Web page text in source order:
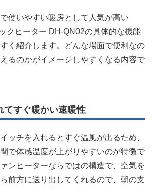
使いやすい暖房として人気が高い
クヒーター DH-QN02の具体的な機能
く紹介します。どんな場面で便利なの
るのかがイメージしやすくなる内容で
てすぐ暖かい速暖性
ッチを入れるとすぐ温風が出るため、
で体感温度が上がりやすいのが特徴で
ンヒーターならではの構造で、空気を
前方に送り出してくれるので、朝の支